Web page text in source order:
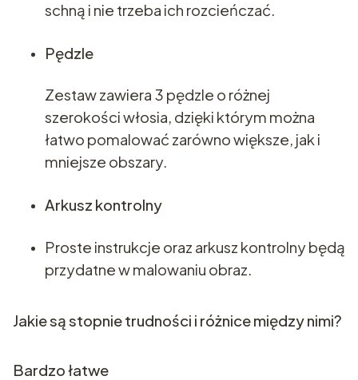
schną i nie trzeba ich rozcieńczać.
Pędzle
Zestaw zawiera 3 pędzle o różnej
szerokości włosia, dzięki którym można
łatwo pomalować zarówno większe, jak i
mniejsze obszary.
Arkusz kontrolny
Proste instrukcje oraz arkusz kontrolny będą
przydatne w malowaniu obraz.
Jakie są stopnie trudności i różnice między nimi?
Bardzo łatwe